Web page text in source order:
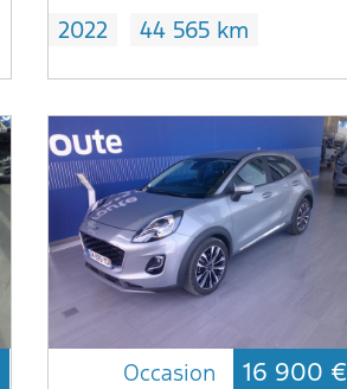
2022
44 565 km
Occasion 16 900 €